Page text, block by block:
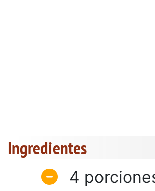
Ingredientes
4